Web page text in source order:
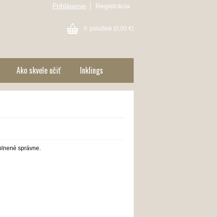
Prihlásenie Registrácia
0 položiek (0,00 €)
Ako skvele učiť Inklings
správne.